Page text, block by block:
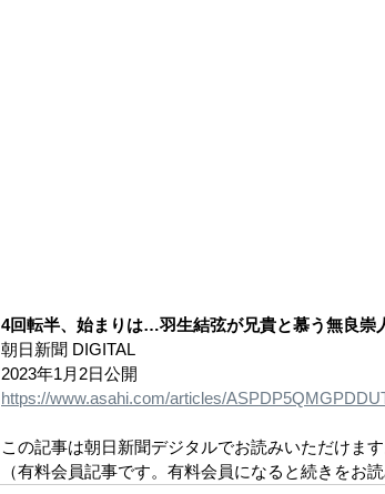
4回転半、始まりは…羽生結弦が兄貴と慕う無良崇
朝日新聞 DIGITAL
2023年1月2日公開
https://www.asahi.com/articles/
この記事は朝日新聞デジタルでお読みいただけます
（有料会員記事です。有料会員になると続きをお